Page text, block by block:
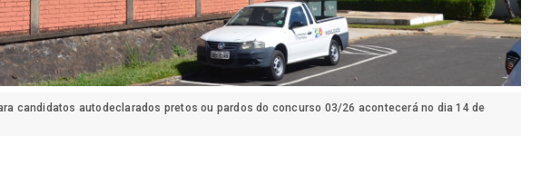
candidatos autodeclarados pretos ou pardos do concurso 03/26 acontecerá no dia 14 de